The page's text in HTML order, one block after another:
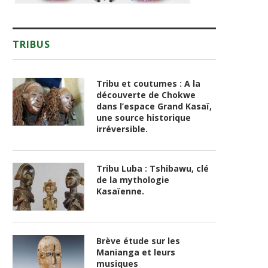
TRIBUS
Tribu et coutumes : A la
découverte de Chokwe
dans l’espace Grand Kasaï,
une source historique
irréversible.
Tribu Luba : Tshibawu, clé
de la mythologie
Kasaïenne.
Brève étude sur les
Manianga et leurs
musiques